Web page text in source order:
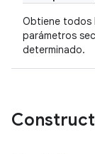
Obtiene todos
parámetros
determinado.